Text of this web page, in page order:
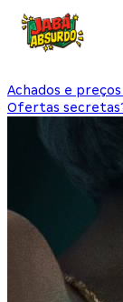
Achados e
Ofertas